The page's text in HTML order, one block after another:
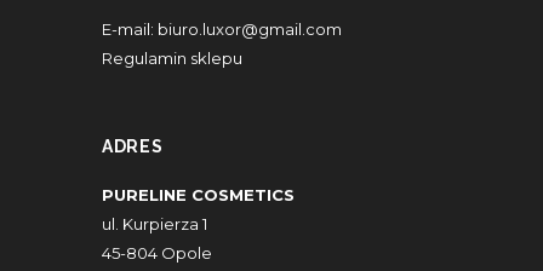
E-mail: biuro.luxor@gmail.com
Regulamin sklepu
ADRES
PURELINE COSMETICS
ul. Kurpierza 1
45-804 Opole